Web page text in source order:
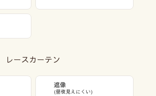
レースカーテン
遮像
(昼夜見えにくい)